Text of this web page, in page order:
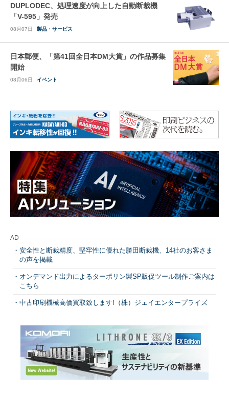
DUPLODEC、処理速度が向上した自動断裁機
「V-595」発売
08月07日 製品・サービス
日本郵便、「第41回全日本DM大賞」の作品募集
開始
08月06日 イベント
AD
安全性と断裁精度、堅牢性に優れた勝田断裁機、14社のお客さま
の声を掲載
オンデマンド出力によるターポリン製SP販促ツール制作ご案内は
こちら
中古印刷機械高価買取致します!（株）ジェイエンタープライズ